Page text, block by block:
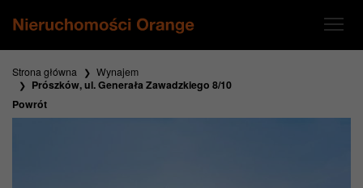
Strona główna
Wynajem
Prószków, ul. Generała Zawadzkiego 8/10
Powrót